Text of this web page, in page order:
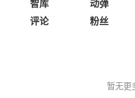
智库
动弹
评论
粉丝
暂无更